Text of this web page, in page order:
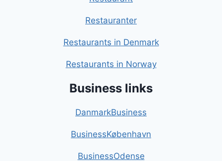
Restauranter
Restaurants in Denmark
Restaurants in Norway
Business links
DanmarkBusiness
BusinessKøbenhavn
BusinessOdense